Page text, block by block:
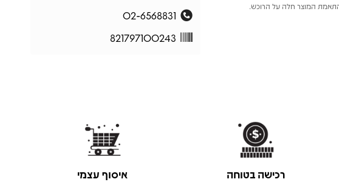
התאמת המוצר חלה על הרוכש.
02-6568831
821797100243
רכישה בטוחה איסוף עצמי